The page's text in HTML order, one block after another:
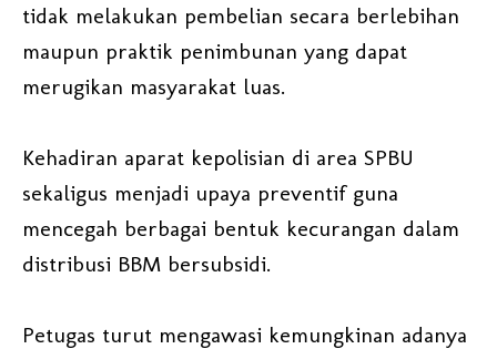
tidak melakukan pembelian secara berlebihan
maupun praktik penimbunan yang dapat
merugikan masyarakat luas.
Kehadiran aparat kepolisian di area SPBU
sekaligus menjadi upaya preventif guna
mencegah berbagai bentuk kecurangan dalam
distribusi BBM bersubsidi.
Petugas turut mengawasi kemungkinan adanya